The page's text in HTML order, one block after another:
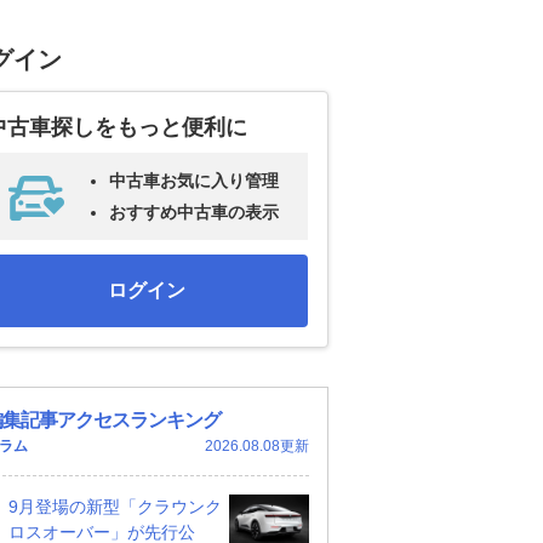
イン
古車探しをもっと便利に
中古車お気に入り管理
おすすめ中古車の表示
ログイン
記事アクセスランキング
ム 2026.08.08更新
9月登場の新型「クラウンク
ロスオーバー」が先行公